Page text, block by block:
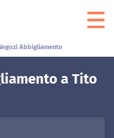
Abbigliamento
a Tito